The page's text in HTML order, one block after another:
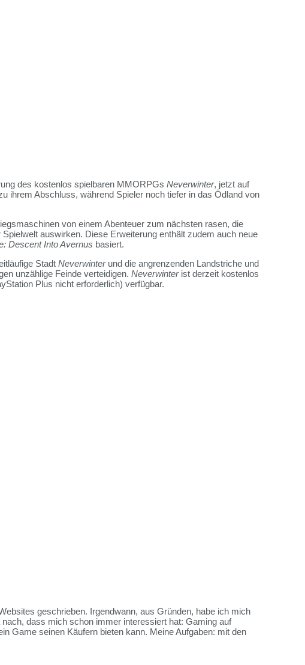
des kostenlos spielbaren MMORPGs Neverwinter, jetzt auf
ihrem Abschluss, während Spieler noch tiefer in das Ödland von
von einem Abenteuer zum nächsten rasen, die
auswirken. Diese Erweiterung enthält zudem auch neue
Descent Into Avernus basiert.
Stadt Neverwinterund die angrenzenden Landstriche und
unzählige Feinde verteidigen. Neverwinterist derzeit kostenlos
Plus nicht erforderlich) verfügbar.
geschrieben. Irgendwann, aus Gründen, habe ich mich
dass mich schon immer interessiert hat: Gaming auf
Game seinen Käufern bieten kann. Meine Aufgaben: mit den